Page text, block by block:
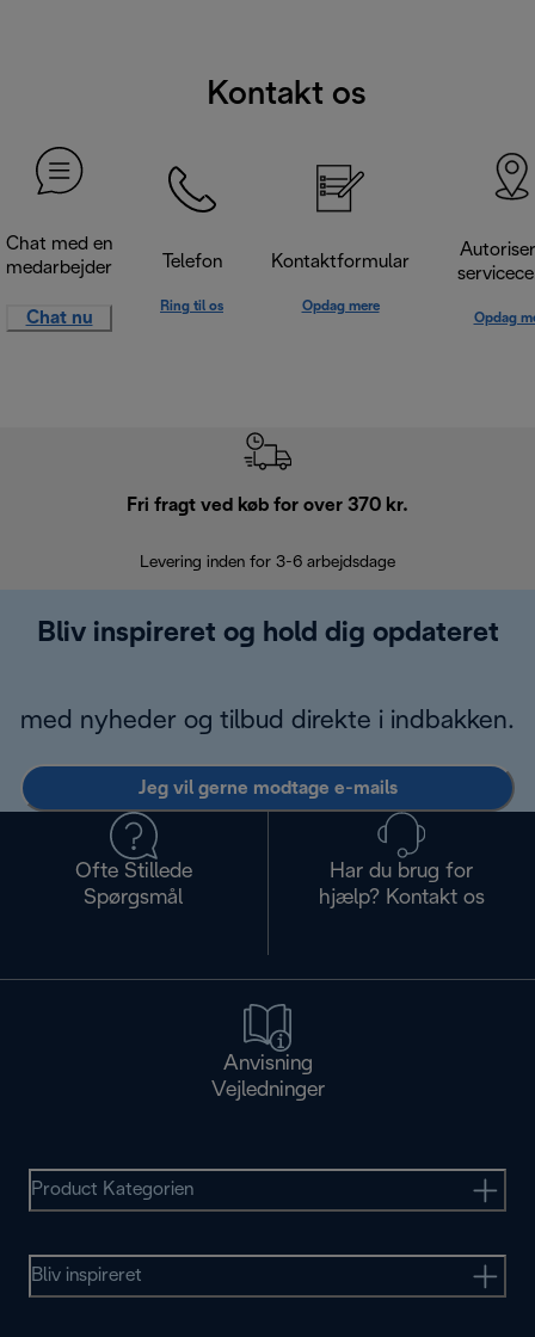
Kontakt os
Chat med en
medarbejder
Chat nu
Telefon
Ring til os
Kontaktformular
Opdag mere
Opdag
Fri fragt ved køb for over 370 kr.
Levering inden for 3-6 arbejdsdage
Bliv inspireret og hold dig opdateret
med nyheder og tilbud direkte i indbakken.
Jeg vil gerne modtage e-mails
Ofte Stillede
Spørgsmål
Har du brug for
hjælp? Kontakt os
Anvisning
Vejledninger
Product Kategorien
Bliv inspireret